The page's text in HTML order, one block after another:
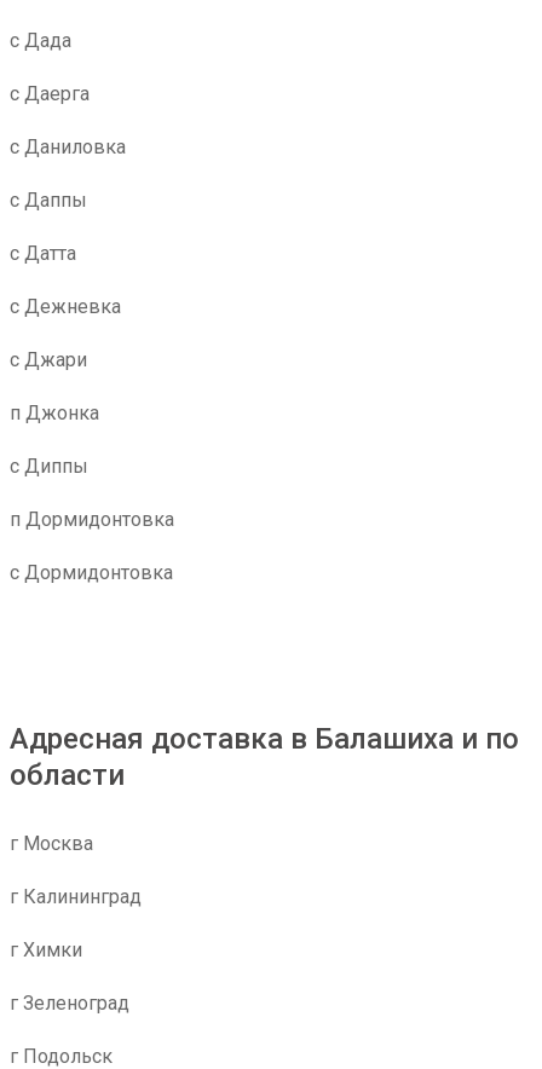
с Дада
с Даерга
с Даниловка
с Даппы
с Датта
с Дежневка
с Джари
п Джонка
с Диппы
п Дормидонтовка
с Дормидонтовка
Адресная доставка в Балашиха и по
области
г Москва
г Калининград
г Химки
г Зеленоград
г Подольск